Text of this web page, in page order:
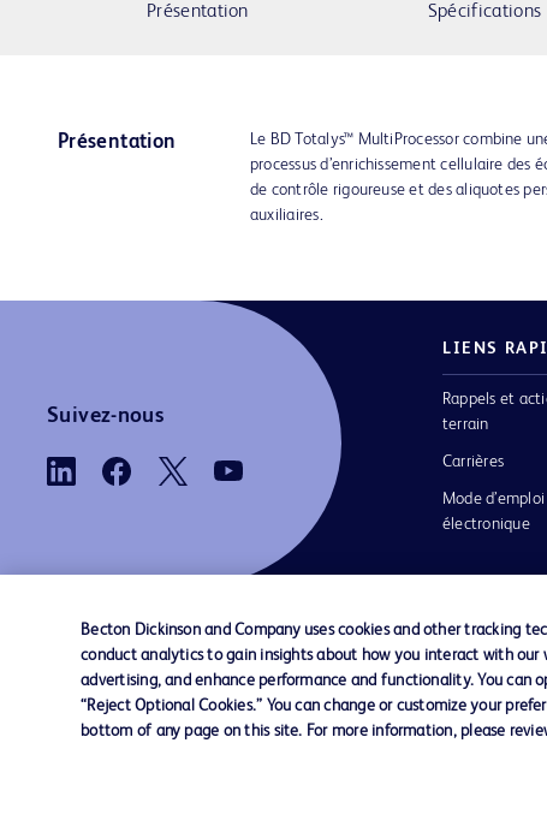
Présentation Spécifications
Présentation
Le BD Totalys™ MultiProcessor combine
processus d’enrichissement cellulaire des
de contrôle rigoureuse et des aliquotes
auxiliaires.
Suivez-nous
LIENS
Rappels et
terrain
Carrières
Mode d’emploi
électronique
Nous contacter Préférences en matière de cookies
Becton Dickinson and Company uses cookies and other tracking
conduct analytics to gain insights about how you interact with our
advertising, and enhance performance and functionality. You can
“Reject Optional Cookies.” You can change or customize your
bottom of any page on this site. For more information, please